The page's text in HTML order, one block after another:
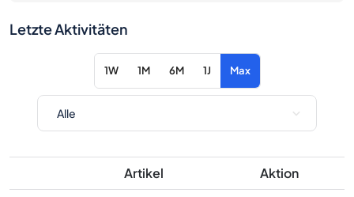
Letzte Aktivitäten
1W 1M 6M 1J Max
Artikel Aktion